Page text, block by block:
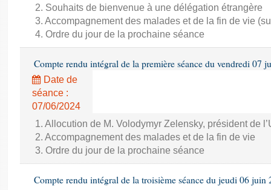
2. Souhaits de bienvenue à une délégation étrangère
3. Accompagnement des malades et de la fin de vie
4. Ordre du jour de la prochaine séance
Compte rendu intégral de la première séance du vendredi 07
Date de
séance :
07/06/2024
1. Allocution de M. Volodymyr Zelensky, président de
2. Accompagnement des malades et de la fin de vie
3. Ordre du jour de la prochaine séance
Compte rendu intégral de la troisième séance du jeudi 06 juin